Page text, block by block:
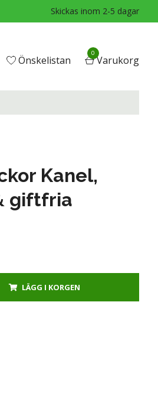
Skickas inom 2-5 dagar
Önskelistan
0
Varukorg
Kanel,
giftfria
LÄGG I KORGEN